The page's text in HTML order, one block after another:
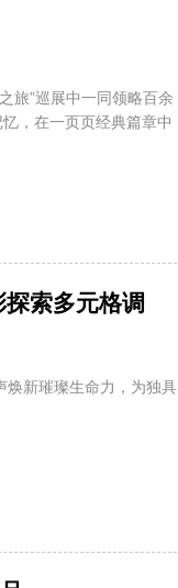
旅”巡展中一同领略百余
，在一页页经典篇章中
索多元格调
焕新璀璨生命力，为独具